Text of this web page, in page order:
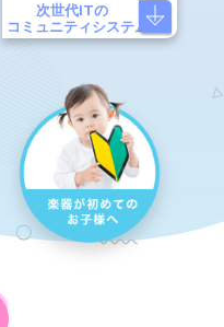
次世代ITの
コミュニティシステム